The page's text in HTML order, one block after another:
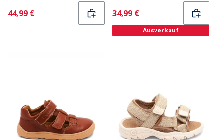
Current
44,99 € Current
34,99 €
Ausverkauf